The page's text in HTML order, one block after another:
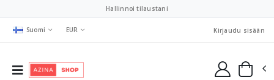
Hallinnoi tilaustani
Suomi EUR Kirjaudu sisään